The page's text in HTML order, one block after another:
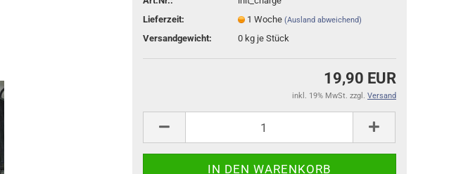
Konto erstellen
Passwort vergessen?
Lieferzeit:
1 Woche (Ausland abweichend)
Versandgewicht: 0 kg je Stück
19,90 EUR
inkl. 19% MwSt. zzgl. Versand